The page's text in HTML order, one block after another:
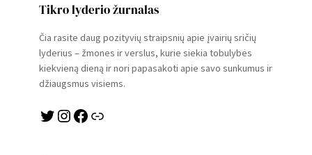
Tikro lyderio žurnalas
Čia rasite daug pozityvių straipsnių apie įvairių sričių
lyderius – žmones ir verslus, kurie siekia tobulybės
kiekvieną dieną ir nori papasakoti apie savo sunkumus ir
džiaugsmus visiems.
Twitter Instagram Facebook Link